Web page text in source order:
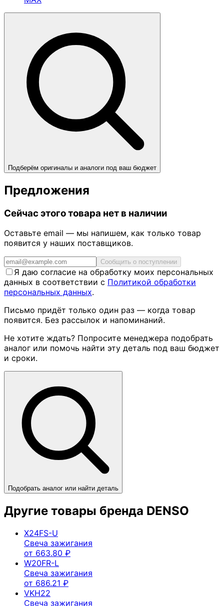
Подберём оригиналы и аналоги под ваш бюджет
Предложения
Сейчас этого товара нет в наличии
Оставьте email — мы напишем, как только товар
появится у наших поставщиков.
Сообщить о поступлении
Я даю согласие на обработку моих персональных
данных в соответствии с Политикой обработки
персональных данных.
Письмо придёт только один раз — когда товар
появится. Без рассылок и напоминаний.
Не хотите ждать? Попросите менеджера подобрать
аналог или помочь найти эту деталь под ваш бюджет
и сроки.
Подобрать аналог или найти деталь
Другие товары бренда DENSO
X24FS-U
Свеча зажигания
от 663.80 ₽
W20FR-L
Свеча зажигания
от 686.21 ₽
VKH22
Свеча зажигания